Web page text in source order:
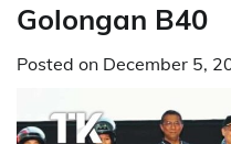
Golongan B40
Posted on December 5,